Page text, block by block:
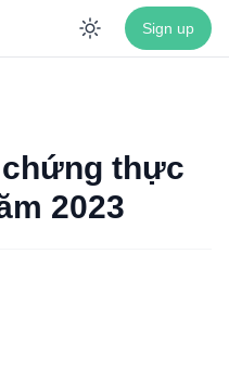
Enable
Sign up
thực
2023